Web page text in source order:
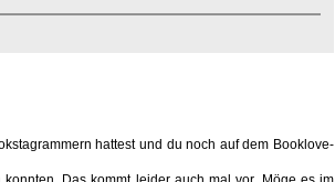
hattest und du noch auf dem Booklove-